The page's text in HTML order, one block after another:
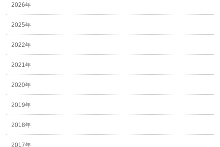
2026年
2025年
2022年
2021年
2020年
2019年
2018年
2017年